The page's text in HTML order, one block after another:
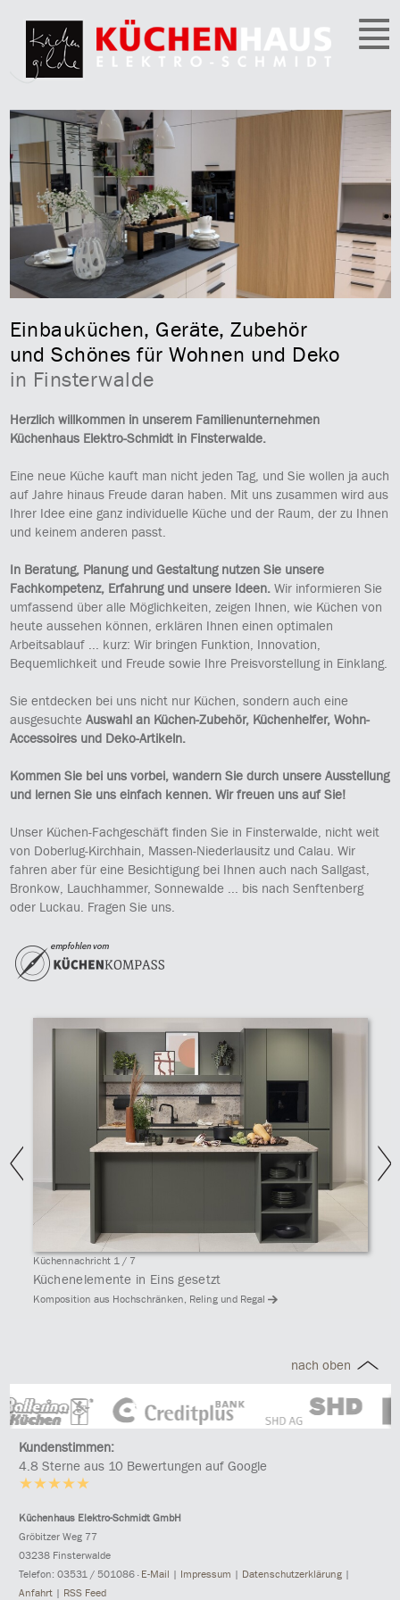
Einbauküchen, Geräte, Zubehör
und Schönes für Wohnen und Deko
in Finsterwalde
Herzlich willkommen in unserem Familienunternehmen
Küchenhaus Elektro-Schmidt in Finsterwalde.
Eine neue Küche kauft man nicht jeden Tag, und Sie wollen ja auch
auf Jahre hinaus Freude daran haben. Mit uns zusammen wird aus
Ihrer Idee eine ganz individuelle Küche und der Raum, der zu Ihnen
und keinem anderen passt.
In Beratung, Planung und Gestaltung nutzen Sie unsere
Fachkompetenz,Erfahrung und unsere Ideen.Wir informieren Sie
umfassend über alle Möglichkeiten, zeigen Ihnen, wie Küchen von
heute aussehen können, erklären Ihnen einen optimalen
Arbeitsablauf ... kurz: Wir bringen Funktion, Innovation,
Bequemlichkeit und Freude sowie Ihre Preisvorstellung in Einklang.
Sie entdecken bei uns nicht nur Küchen, sondern auch eine
ausgesuchte Auswahl an Küchen-Zubehör, Küchenhelfer, Wohn-
Accessoires und Deko-Artikeln.
Kommen Sie bei uns vorbei, wandern Sie durch unsere Ausstellung
und lernen Sie uns einfach kennen. Wir freuen uns auf Sie!
Unser Küchen-Fachgeschäft finden Sie in Finsterwalde, nicht weit
von Doberlug-Kirchhain, Massen-Niederlausitz und Calau. Wir
fahren aber für eine Besichtigung bei Ihnen auch nach Sallgast,
Bronkow, Lauchhammer, Sonnewalde ... bis nach Senftenberg
oder Luckau. Fragen Sie uns.
Küchennachricht 1 / 7
Küchenelemente in Eins gesetzt
Komposition aus Hochschränken, Reling und Regal
nach oben
Kundenstimmen:
4.8 Sterne aus 10 Bewertungen auf Google
Küchenhaus Elektro-Schmidt GmbH
Gröbitzer Weg 77
03238 Finsterwalde
Telefon: 03531 / 501086 · E-Mail | Impressum | Datenschutzerklärung |
Anfahrt | RSS Feed